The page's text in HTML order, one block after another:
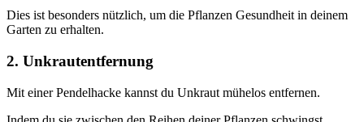
Dies ist besonders nützlich, um die Pflanzen Gesundheit in deinem
Garten zu erhalten.
2. Unkrautentfernung
Mit einer Pendelhacke kannst du Unkraut mühelos entfernen.